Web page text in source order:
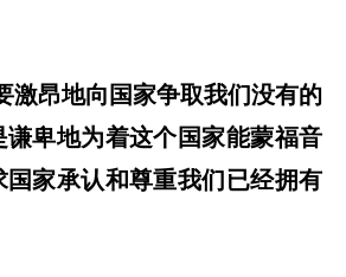
激昂地向国家争取我们没有的
卑地为着这个国家能蒙福音
国家承认和尊重我们已经拥有